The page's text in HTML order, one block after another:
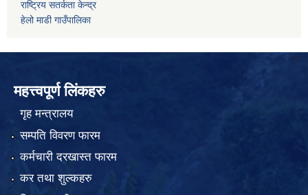
राष्ट्रिय सतर्कता केन्द्र
हेलो माडी गाउँपालिका
महत्त्वपूर्ण लिंकहरु
गृह मन्त्रालय
सम्पति विवरण फारम
कर्मचारी दरखास्त फारम
कर तथा शुल्कहरु